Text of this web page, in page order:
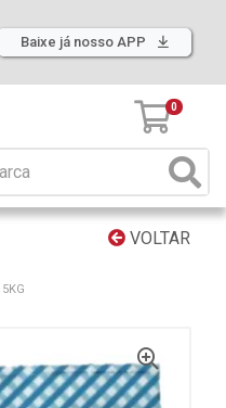
Baixe já nosso APP
0
VOLTAR